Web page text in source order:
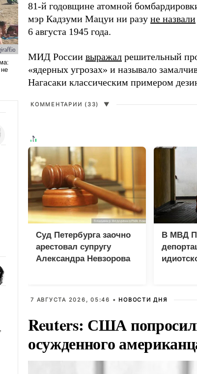
81-й годовщине атомной
мэр Кадзуми Мацуи ни разу не назвали
6 августа 1945 года.
МИД России выражал решительный
«ядерных угрозах» и называло
Нагасаки классическим примером
КОММЕНТАРИИ (33) ▼
Суд Петербурга заочно
арестовал супругу
Александра Невзорова
В МВД
7 АВГУСТА 2026, 05:46 • НОВОСТИ ДНЯ
Reuters: США
осужденного